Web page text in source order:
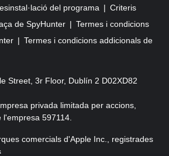
del programa
Criteris
de SpyHunter
Termes i condicions
Termes i condicions addicionals de
Street, 3r Floor, Dublín 2 D02XD82
privada limitada per accions,
597114.
comercials d'Apple Inc., registrades